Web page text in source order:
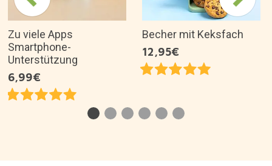
Zu viele Apps
Smartphone-
Unterstützung
6,99€
Becher mit Keksfach
12,95€